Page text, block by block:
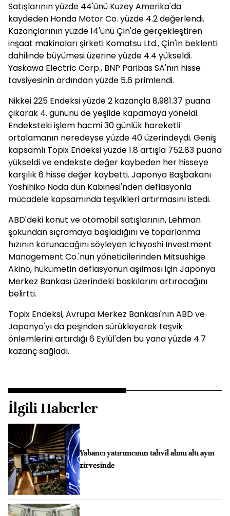
Satışlarının yüzde 44'ünü Kuzey Amerika'da
kaydeden Honda Motor Co. yüzde 4.2 değerlendi.
Kazançlarının yüzde 14'ünü Çin'de gerçekleştiren
inşaat makinaları şirketi Komatsu Ltd., Çin'in beklenti
dahilinde büyümesi üzerine yüzde 4.4 yükseldi.
Yaskawa Electric Corp., BNP Paribas SA'nın hisse
tavsiyesinin ardından yüzde 5.6 primlendi.
Nikkei 225 Endeksi yüzde 2 kazançla 8,981.37 puana
çıkarak 4. gününü de yeşilde kapamaya yöneldi.
Endeksteki işlem hacmi 30 günlük hareketli
ortalamanın neredeyse yüzde 40 üzerindeydi. Geniş
kapsamlı Topix Endeksi yüzde 1.8 artışla 752.83 puana
yükseldi ve endekste değer kaybeden her hisseye
karşılık 6 hisse değer kaybetti. Japonya Başbakanı
Yoshihiko Noda dün Kabinesi'nden deflasyonla
mücadele kapsamında teşvikleri artırmasını istedi.
ABD'deki konut ve otomobil satışlarının, Lehman
şokundan sıçramaya başladığını ve toparlanma
hızının korunacağını söyleyen Ichiyoshi Investment
Management Co.'nun yöneticilerinden Mitsushige
Akino, hükümetin deflasyonun aşılması için Japonya
Merkez Bankası üzerindeki baskılarını artıracağını
belirtti.
Topix Endeksi, Avrupa Merkez Bankası'nın ABD ve
Japonya'yı da peşinden sürükleyerek teşvik
önlemlerini artırdığı 6 Eylül'den bu yana yüzde 4.7
kazanç sağladı.
İlgili Haberler
Yabancı yatırımcının tahvil alımı altı ayın
zirvesinde